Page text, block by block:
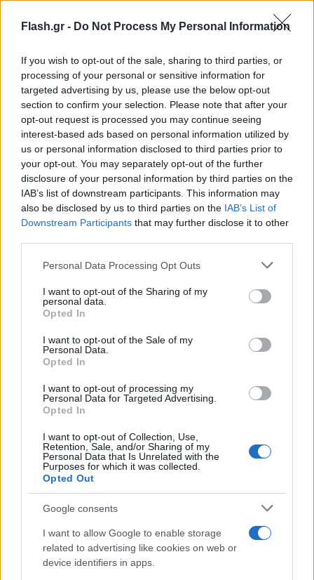
Flash.gr - Do Not Process My Personal Information
If you wish to opt-out of the sale, sharing to third parties, or
processing of your personal or sensitive information for
targeted advertising by us, please use the below opt-out
section to confirm your selection. Please note that after your
opt-out request is processed you may continue seeing
interest-based ads based on personal information utilized by
us or personal information disclosed to third parties prior to
your opt-out. You may separately opt-out of the further
disclosure of your personal information by third parties on the
IAB’s list of downstream participants. This information may
also be disclosed by us to third parties on the IAB’s List of
Downstream Participants that may further disclose it to other
Please note that this website/app uses one or more Google
not limited to your visit or usage behaviour. You may click to
grant or deny consent to Google and its third-party tags to
use your data for below specified purposes in below Google
consent section.
Personal Data Processing Opt Outs
I want to opt-out of the Sharing of my
personal data.
Opted In
I want to opt-out of the Sale of my
Personal Data.
Opted In
I want to opt-out of processing my
Personal Data for Targeted Advertising.
Opted In
I want to opt-out of Collection, Use,
Retention, Sale, and/or Sharing of my
Personal Data that Is Unrelated with the
Purposes for which it was collected.
Opted Out
Google consents
I want to allow Google to enable storage
related to advertising like cookies on web or
device identifiers in apps.
συμπαράστασή του προς τον Πάνο Ρούτσι και τις
οικογένειες των θυμάτων, σημειώνοντας ότι η
Εκκλησία βρίσκεται δίπλα τους.
«Θα είμαι εδώ για εσάς και στο μέλλον, για να σας
στηρίξω σε ό,τι χρειάζεται», ανέφερε
χαρακτηριστικά, προσθέτοντας πως η Εκκλησία
«συμπάσχει και προσεύχεται».
ΧΡΗΣΤΟΣ ΜΠΟΝΗΣ//ΑΡΧΙΕΠΙΣΚΟΠΗ ΑΘΗΝΩΝ
Από την πλευρά του, ο Πάνος Ρούτσι εξέφρασε την
ευγνωμοσύνη του προς τον Αρχιεπίσκοπο για τη
στήριξή του, αναφερόμενος παράλληλα στον
αγώνα του για δικαιοσύνη και διαλεύκανση των
συνθηκών θανάτου του παιδιού του.